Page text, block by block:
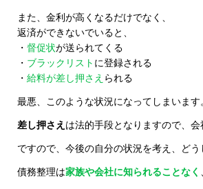
また、金利が高くなるだけでなく、
返済ができないでいると、
・ 督促状が送られてくる
・ ブラックリスト に登録される
・ 給料が差し押さえ られる
最悪、このような状況になってしまいます
差し押さえ は法的手段となりますので、
ですので、今後の自分の状況を考え、ど
債務整理は家族や会社に知られることなく